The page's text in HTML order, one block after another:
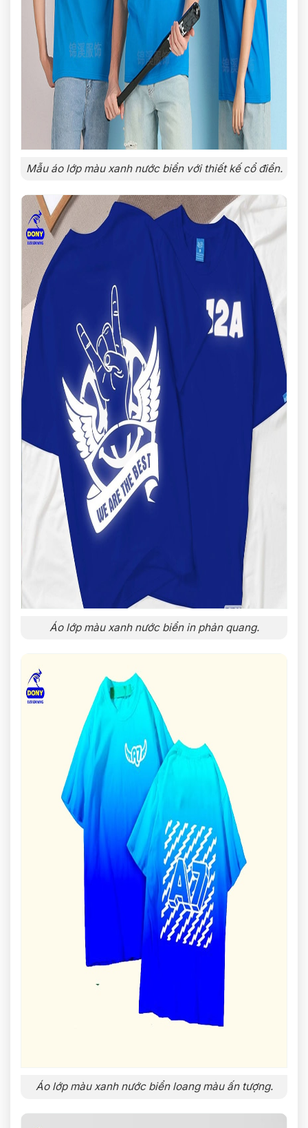
Mẫu áo lớp màu xanh nước biển với thiết kế cổ điển.
Áo lớp màu xanh nước biển in phản quang.
Áo lớp màu xanh nước biển loang màu ấn tượng.